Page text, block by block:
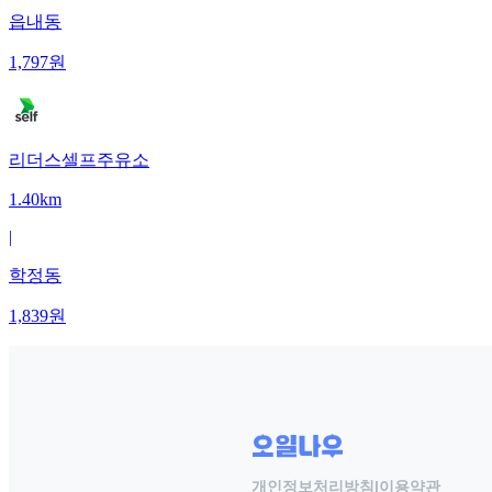
읍내동
1,797원
리더스셀프주유소
1.40km
|
학정동
1,839원
개인정보처리방침 |이용약관